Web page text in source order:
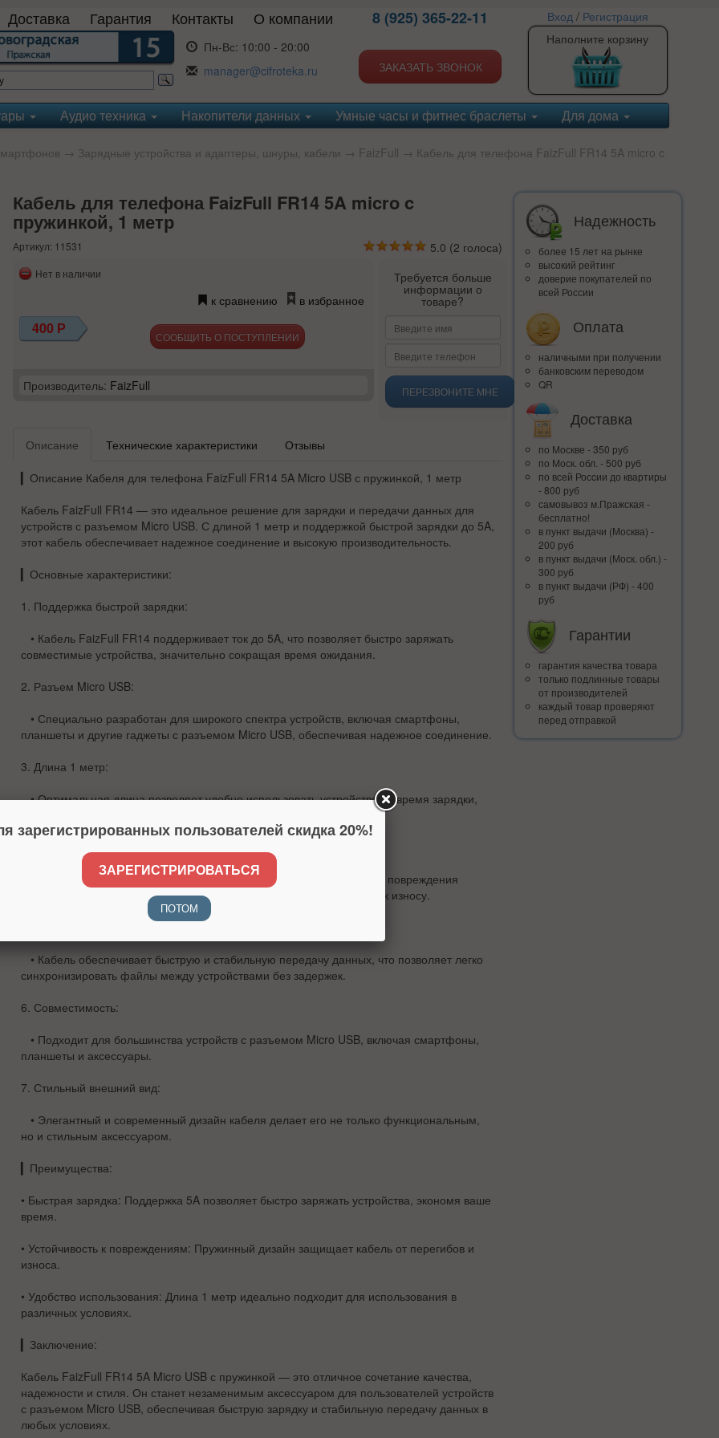
Доставка Гарантия Контакты О компании
Пн-Вс: 10:00 - 20:00
manager@cifroteka.ru
8 (925) 365-22-11
ЗАКАЗАТЬ ЗВОНОК
Вход/ Регистрация
Наполните корзину
Аудио техника Накопители данных Умные часы и фитнес браслеты Для дома
→ Зарядные устройства и адаптеры, шнуры, кабели → FaizFull → Кабель для телефона FaizFull FR14 5A micro c
Кабель для телефона FaizFull FR14 5A micro c
пружинкой, 1 метр
Артикул: 11531 5.0 (2 голоса)
Нет в наличии
к сравнению в избранное
400 Р СООБЩИТЬ О ПОСТУПЛЕНИИ
Производитель: FaizFull
Требуется больше
информации о
товаре?
ПЕРЕЗВОНИТЕ МНЕ
Описание Технические характеристики Отзывы
Описание Кабеля для телефона FaizFull FR14 5A Micro USB с пружинкой, 1 метр
Кабель FaizFull FR14 — это идеальное решение для зарядки и передачи данных для
устройств с разъемом Micro USB. С длиной 1 метр и поддержкой быстрой зарядки до 5A,
этот кабель обеспечивает надежное соединение и высокую производительность.
Основные характеристики:
1. Поддержка быстрой зарядки:
• Кабель FaizFull FR14 поддерживает ток до 5A, что позволяет быстро заряжать
совместимые устройства, значительно сокращая время ожидания.
2. Разъем Micro USB:
• Специально разработан для широкого спектра устройств, включая смартфоны,
планшеты и другие гаджеты с разъемом Micro USB, обеспечивая надежное соединение.
3. Длина 1 метр:
• Оптимальная длина позволяет удобно использовать устройство во время зарядки,
• Уникальная конструкция с пружинкой предотвращает перегибы и повреждения
кабеля, увеличивая его срок службы и делая его более устойчивым к износу.
• Кабель обеспечивает быструю и стабильную передачу данных, что позволяет легко
синхронизировать файлы между устройствами без задержек.
6. Совместимость:
• Подходит для большинства устройств с разъемом Micro USB, включая смартфоны,
планшеты и аксессуары.
7. Стильный внешний вид:
• Элегантный и современный дизайн кабеля делает его не только функциональным,
но и стильным аксессуаром.
Преимущества:
• Быстрая зарядка: Поддержка 5A позволяет быстро заряжать устройства, экономя ваше
время.
• Устойчивость к повреждениям: Пружинный дизайн защищает кабель от перегибов и
износа.
• Удобство использования: Длина 1 метр идеально подходит для использования в
различных условиях.
Заключение:
Кабель FaizFull FR14 5A Micro USB с пружинкой — это отличное сочетание качества,
надежности и стиля. Он станет незаменимым аксессуаром для пользователей устройств
с разъемом Micro USB, обеспечивая быструю зарядку и стабильную передачу данных в
любых условиях.
Надежность
более 15 лет на рынке
высокий рейтинг
доверие покупателей по
всей России
Оплата
наличными при получении
банковским переводом
QR
Доставка
по Москве - 350 руб
по Моск. обл. - 500 руб
по всей Росcии до квартиры
- 800 руб
самовывоз м.Пражская -
бесплатно!
в пункт выдачи (Москва) -
200 руб
в пункт выдачи (Моск. обл.) -
300 руб
в пункт выдачи (РФ) - 400
руб
Гарантии
гарантия качества товара
только подлинные товары
от производителей
каждый товар проверяют
перед отправкой
зарегистрированных пользователей скидка 20%!
ЗАРЕГИСТРИРОВАТЬСЯ
ПОТОМ